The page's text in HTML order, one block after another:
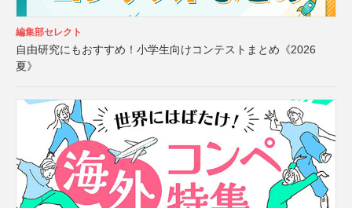
編集部セレクト
自由研究にもおすすめ！小学生向けコンテストまとめ《2026
夏》